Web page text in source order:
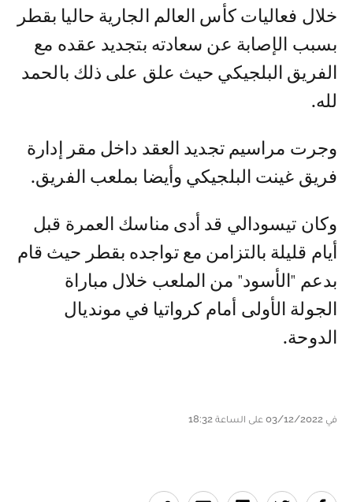
خلال فعاليات كأس العالم الجارية حاليا بقطر
بسبب الإصابة عن سعادته بتجديد عقده مع
الفريق البلجيكي حيث علق على ذلك بالحمد
لله.
وجرت مراسيم تجديد العقد داخل مقر إدارة
فريق غينت البلجيكي وأيضا بملعب الفريق.
وكان تيسودالي قد أدى مناسك العمرة قبل
أيام قليلة بالتزامن مع تواجده بقطر حيث قام
بدعم "الأسود" من الملعب خلال مباراة
الجولة الأولى أمام كرواتيا في مونديال
الدوحة.
في 03/12/2022 على الساعة 18:32